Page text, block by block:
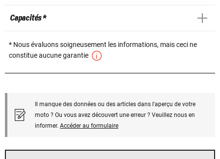
Capacités *
* Nous évaluons soigneusement les informations, mais ceci ne
constitue aucune garantie
Il manque des données ou des articles dans l'aperçu de votre
moto ? Ou vous avez découvert une erreur ? Veuillez nous en
informer. Accéder au formulaire